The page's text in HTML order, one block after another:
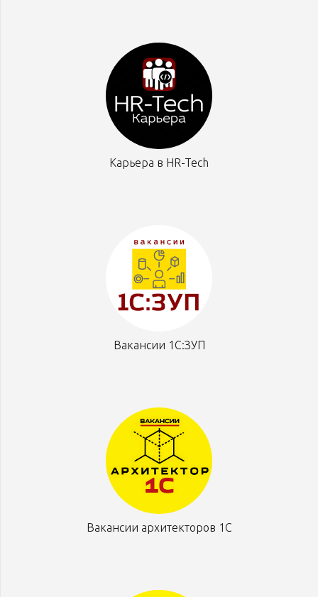
Карьера в HR-Tech
Вакансии 1С:ЗУП
Вакансии архитекторов 1С